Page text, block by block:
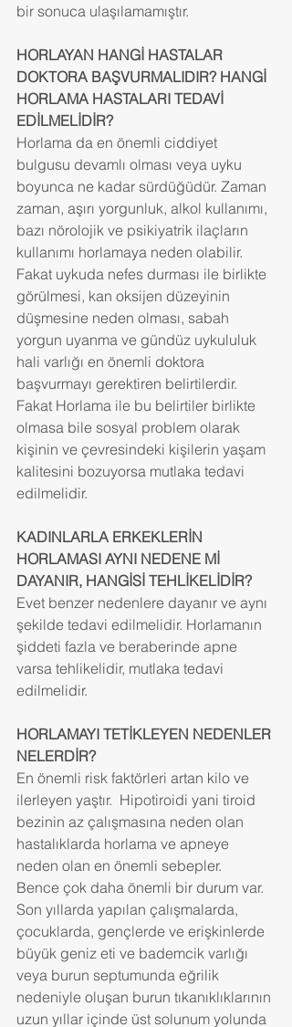
bir sonuca ulaşılamamıştır.
HORLAYAN HANGİ HASTALAR
DOKTORA BAŞVURMALIDIR? HANGİ
HORLAMA HASTALARI TEDAVİ
EDİLMELİDİR?
Horlama da en önemli ciddiyet
bulgusu devamlı olması veya uyku
boyunca ne kadar sürdüğüdür. Zaman
zaman, aşırı yorgunluk, alkol kullanımı,
bazı nörolojik ve psikiyatrik ilaçların
kullanımı horlamaya neden olabilir.
Fakat uykuda nefes durması ile birlikte
görülmesi, kan oksijen düzeyinin
düşmesine neden olması, sabah
yorgun uyanma ve gündüz uykululuk
hali varlığı en önemli doktora
başvurmayı gerektiren belirtilerdir.
Fakat Horlama ile bu belirtiler birlikte
olmasa bile sosyal problem olarak
kişinin ve çevresindeki kişilerin yaşam
kalitesini bozuyorsa mutlaka tedavi
edilmelidir.
KADINLARLA ERKEKLERİN
HORLAMASI AYNI NEDENE Mİ
DAYANIR, HANGİSİ TEHLİKELİDİR?
Evet benzer nedenlere dayanır ve aynı
şekilde tedavi edilmelidir. Horlamanın
şiddeti fazla ve beraberinde apne
varsa tehlikelidir, mutlaka tedavi
edilmelidir.
HORLAMAYI TETİKLEYEN NEDENLER
NELERDİR?
En önemli risk faktörleri artan kilo ve
ilerleyen yaştır.  Hipotiroidi yani tiroid
bezinin az çalışmasına neden olan
hastalıklarda horlama ve apneye
neden olan en önemli sebepler.
Bence çok daha önemli bir durum var.
Son yıllarda yapılan çalışmalarda,
çocuklarda, gençlerde ve erişkinlerde
büyük geniz eti ve bademcik varlığı
veya burun septumunda eğrilik
nedeniyle oluşan burun tıkanıklıklarının
uzun yıllar içinde üst solunum yolunda